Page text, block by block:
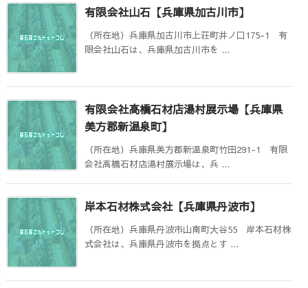
有限会社山石【兵庫県加古川市】
（所在地）兵庫県加古川市上荘町井ノ口175-1 有
限会社山石は、兵庫県加古川市を ...
有限会社高橋石材店湯村展示場【兵庫県
美方郡新温泉町】
（所在地）兵庫県美方郡新温泉町竹田291-1 有限
会社高橋石材店湯村展示場は、兵 ...
岸本石材株式会社【兵庫県丹波市】
（所在地）兵庫県丹波市山南町大谷55 岸本石材株
式会社は、兵庫県丹波市を拠点とす ...